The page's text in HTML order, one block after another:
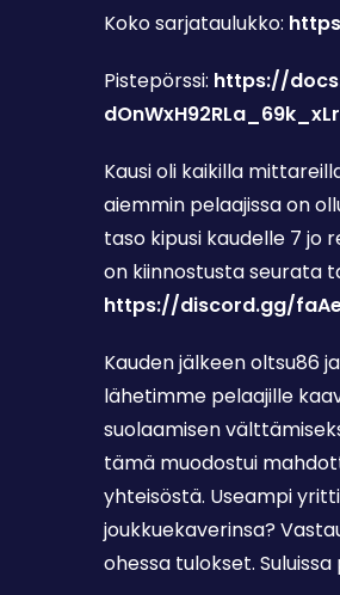
Koko sarjataulukko:
Pistepörssi: https://
Kausi oli kaikilla
aiemmin pelaajissa on
taso kipusi kaudelle 7 jo
on kiinnostusta seurata
https://discord.gg/
Kauden jälkeen oltsu86
lähetimme pelaajille
suolaamisen
tämä muodostui
yhteisöstä. Useampi
joukkuekaverinsa?
ohessa tulokset.